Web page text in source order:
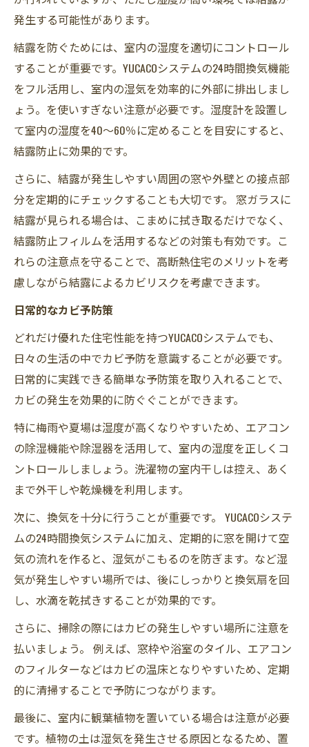
発生する可能性があります。
結露を防ぐためには、室内の湿度を適切にコントロール
することが重要です。YUCACOシステムの24時間換気機能
をフル活用し、室内の湿気を効率的に外部に排出しまし
ょう。を使いすぎない注意が必要です。湿度計を設置し
て室内の湿度を40～60％に定めることを目安にすると、
結露防止に効果的です。
さらに、結露が発生しやすい周囲の窓や外壁との接点部
分を定期的にチェックすることも大切です。 窓ガラスに
結露が見られる場合は、こまめに拭き取るだけでなく、
結露防止フィルムを活用するなどの対策も有効です。こ
れらの注意点を守ることで、高断熱住宅のメリットを考
慮しながら結露によるカビリスクを考慮できます。
日常的なカビ予防策
どれだけ優れた住宅性能を持つYUCACOシステムでも、
日々の生活の中でカビ予防を意識することが必要です。
日常的に実践できる簡単な予防策を取り入れることで、
カビの発生を効果的に防ぐぐことができます。
特に梅雨や夏場は湿度が高くなりやすいため、エアコン
の除湿機能や除湿器を活用して、室内の湿度を正しくコ
ントロールしましょう。洗濯物の室内干しは控え、あく
まで外干しや乾燥機を利用します。
次に、換気を十分に行うことが重要です。 YUCACOシステ
ムの24時間換気システムに加え、定期的に窓を開けて空
気の流れを作ると、湿気がこもるのを防ぎます。など湿
気が発生しやすい場所では、後にしっかりと換気扇を回
し、水滴を乾拭きすることが効果的です。
さらに、掃除の際にはカビの発生しやすい場所に注意を
払いましょう。 例えば、窓枠や浴室のタイル、エアコン
のフィルターなどはカビの温床となりやすいため、定期
的に清掃することで予防につながります。
最後に、室内に観葉植物を置いている場合は注意が必要
です。植物の土は湿気を発生させる原因となるため、置